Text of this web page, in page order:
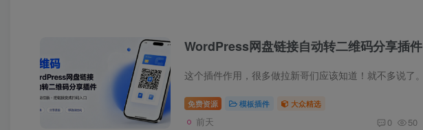
WordPress网盘链接自动转二维码分享插件
免费资源 模板插件 大众精选
前天 0 50